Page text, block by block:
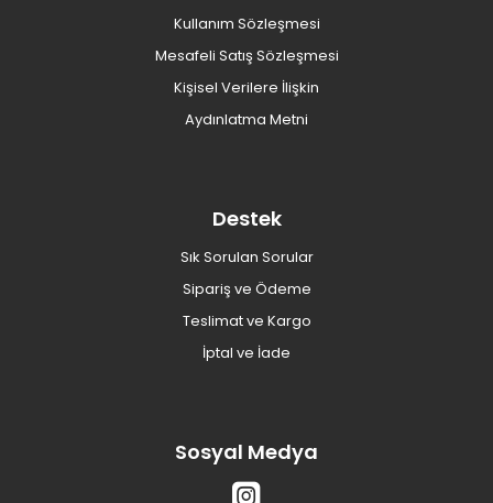
Kullanım Sözleşmesi
Mesafeli Satış Sözleşmesi
Kişisel Verilere İlişkin
Aydınlatma Metni
Destek
Sık Sorulan Sorular
Sipariş ve Ödeme
Teslimat ve Kargo
İptal ve İade
Sosyal Medya